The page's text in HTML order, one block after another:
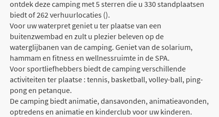
ontdek deze camping met 5 sterren die u 330 standplaatsen
biedt of 262 verhuurlocaties ().
Voor uw waterpret geniet u ter plaatse van een
buitenzwembad en zult u plezier beleven op de
waterglijbanen van de camping. Geniet van de solarium,
hammam en fitness en wellnessruimte in de SPA.
Voor sportliefhebbers biedt de camping verschillende
activiteiten ter plaatse : tennis, basketball, volley-ball, ping-
pong en petanque.
De camping biedt animatie, dansavonden, animatieavonden,
optredens en animatie en kinderclub voor uw kinderen.